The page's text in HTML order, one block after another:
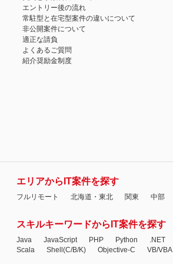
エントリー後の流れ
常駐型と在宅型案件の違いについて
非公開案件について
適正な請負
よくあるご質問
紹介奨励金制度
エリアからIT案件を探す
フルリモート 北海道・東北 関東 中部
スキルキーワードからIT案件を探す
Java JavaScript PHP Python .NET
Scala
Shell(C/B/K) Objective-C VB/VBA